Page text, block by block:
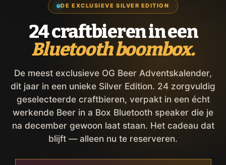
DE EXCLUSIEVE SILVER EDITION
24 craftbieren in een
Bluetooth boombox.
De meest exclusieve OG Beer Adventskalender,
dit jaar in een unieke Silver Edition. 24 zorgvuldig
geselecteerde craftbieren, verpakt in een écht
werkende Beer in a Box Bluetooth speaker die je
na december gewoon laat staan. Het cadeau dat
blijft — alleen nu te reserveren.